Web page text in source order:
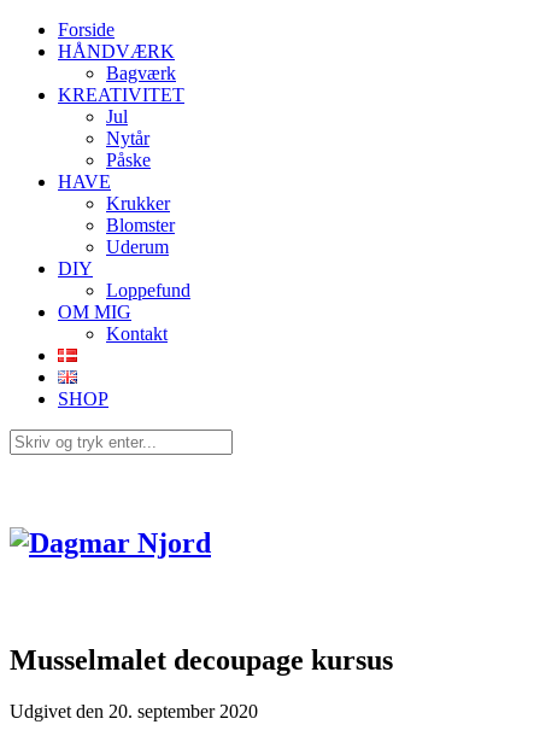
Forside
HÅNDVÆRK
Bagværk
KREATIVITET
Jul
Nytår
Påske
HAVE
Krukker
Blomster
Uderum
DIY
Loppefund
OM MIG
Kontakt
SHOP
Musselmalet decoupage kursus
Udgivet den 20. september 2020